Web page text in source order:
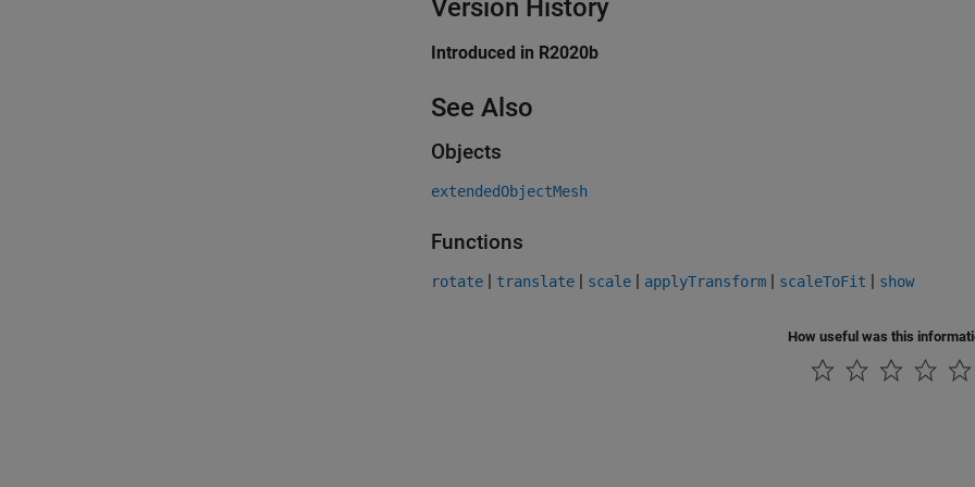
Version History
Introduced in R2020b
See Also
Objects
extendedObjectMesh
Functions
rotate | translate | scale | applyTransform | scaleToFit | show
How useful was this